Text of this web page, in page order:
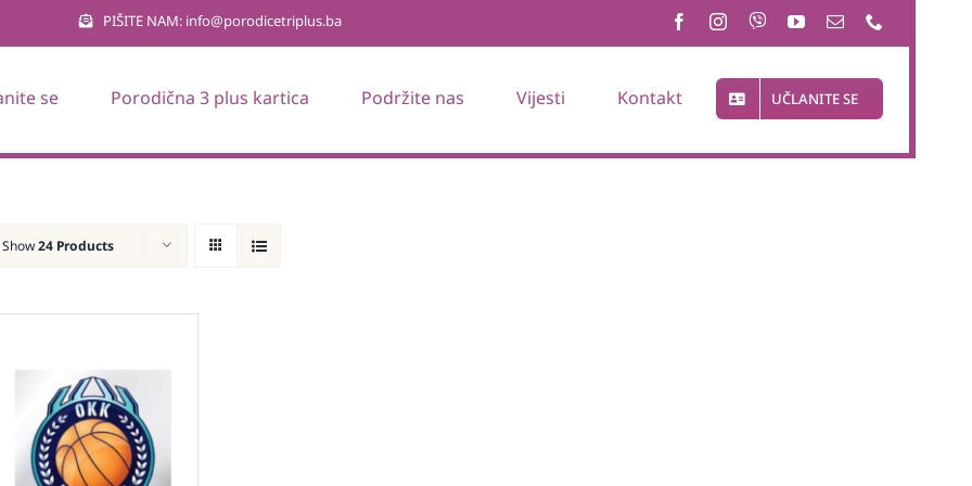
PIŠITE NAM: info@porodicetriplus.ba
se Porodična 3 plus kartica Podržite nas Vijesti Kontakt UČLANITE SE
Show24 Products